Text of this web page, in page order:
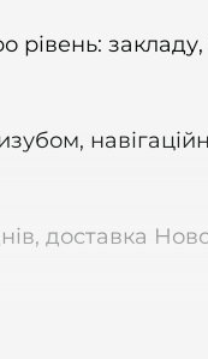
закладу,
доставка